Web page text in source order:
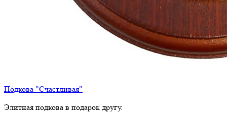
Подкова "Счастливая"
Элитная подкова в подарок другу.